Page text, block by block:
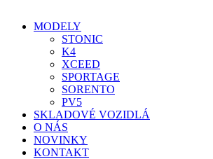
MODELY
STONIC
K4
XCEED
SPORTAGE
SORENTO
PV5
SKLADOVÉ VOZIDLÁ
O NÁS
NOVINKY
KONTAKT